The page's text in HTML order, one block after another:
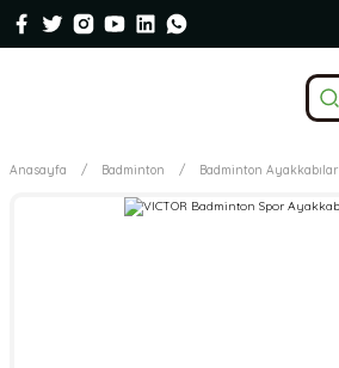
Anasayfa Badminton Badminton Ayakkabılar